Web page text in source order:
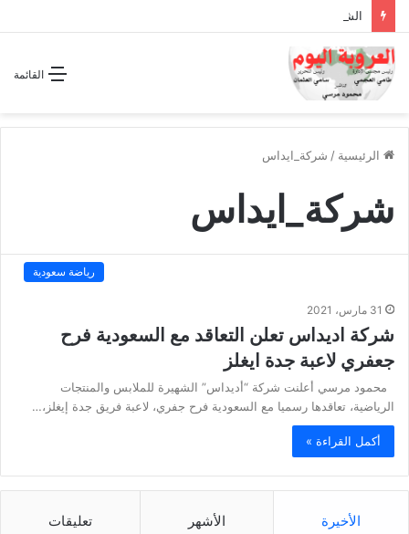
القائمة
الرئيسية / شركة_ايداس
شركة_ايداس
رياضة سعودية
31 مارس، 2021
شركة اديداس تعلن التعاقد مع السعودية فرح
جعفري لاعبة جدة ايغلز
محمود مرسي أعلنت شركة “أديداس” الشهيرة للملابس والمنتجات
الرياضية، تعاقدها رسميا مع السعودية فرح جفري، لاعبة فريق جدة إيغلز،…
أكمل القراءة »
الأخيرة الأشهر تعليقات